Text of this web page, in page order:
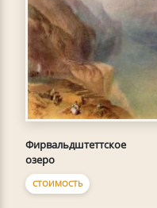
Фирвальдштеттское
озеро
СТОИМОСТЬ